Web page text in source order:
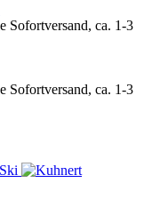
Sofortversand, ca. 1-3
Sofortversand, ca. 1-3